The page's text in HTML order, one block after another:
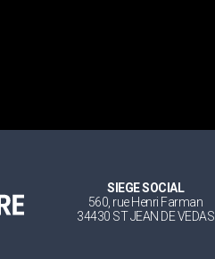
SIEGE SOCIAL
560, rue Henri Farman
34430 ST JEAN DE VEDAS